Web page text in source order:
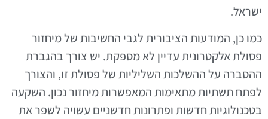
ישראל.
כמו כן, המודעות הציבורית לגבי החשיבות של מיחזור
פסולת אלקטרונית עדיין לא מספקת. יש צורך בהגברת
ההסברה על ההשלכות השליליות של פסולת זו, והצורך
לפתח תשתיות מתאימות המאפשרות מיחזור נכון. השקעה
בטכנולוגיות חדשות ופתרונות חדשניים עשויה לשפר את